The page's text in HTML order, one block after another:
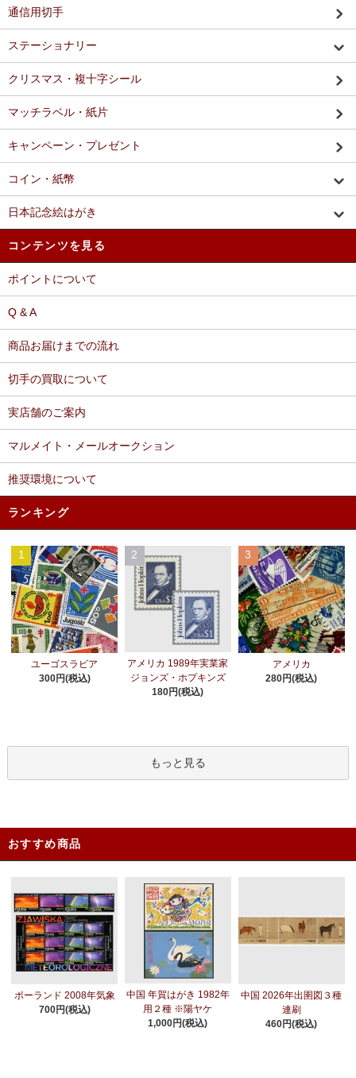
通信用切手
ステーショナリー
クリスマス・複十字シール
マッチラベル・紙片
キャンペーン・プレゼント
コイン・紙幣
日本記念絵はがき
コンテンツを見る
ポイントについて
Q & A
商品お届けまでの流れ
切手の買取について
実店舗のご案内
マルメイト・メールオークション
推奨環境について
ランキング
1
ユーゴスラビア
300円(税込)
2
アメリカ 1989年実業家
ジョンズ・ホプキンズ
180円(税込)
3
アメリカ
280円(税込)
もっと見る
おすすめ商品
ポーランド 2008年気象
700円(税込)
中国 年賀はがき 1982年
用２種 ※陽ヤケ
1,000円(税込)
中国 2026年出圉図３種
連刷
460円(税込)